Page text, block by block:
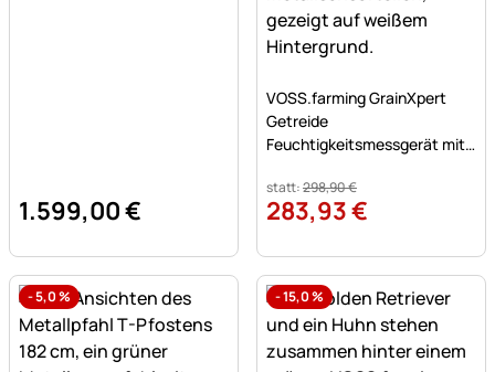
1.599,00€
VOSS.farming GrainXpert
Getreide
Feuchtigkeitsmessgerät mit
statt:298,90€
283,93€
-5,0% -15,0%